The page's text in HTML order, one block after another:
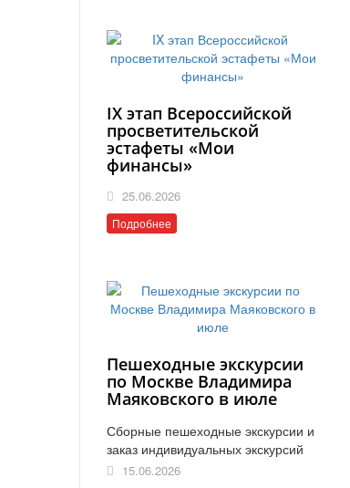
IX этап Всероссийской
просветительской
эстафеты «Мои
финансы»
25.06.2026
Подробнее
Пешеходные экскурсии
по Москве Владимира
Маяковского в июле
Сборные пешеходные экскурсии и
заказ индивидуальных экскурсий
15.06.2026